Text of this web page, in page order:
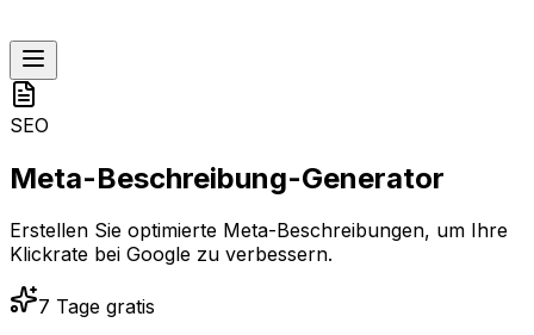
SEO
Meta-Beschreibung-Generator
Erstellen Sie optimierte Meta-Beschreibungen, um Ihre
Klickrate bei Google zu verbessern.
7 Tage gratis